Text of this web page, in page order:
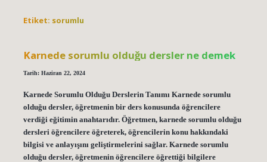
Etiket: sorumlu
Karnede sorumlu olduğu dersler ne demek
Tarih: Haziran 22, 2024
Karnede Sorumlu Olduğu Derslerin Tanımı Karnede sorumlu
olduğu dersler, öğretmenin bir ders konusunda öğrencilere
verdiği eğitimin anahtarıdır. Öğretmen, karnede sorumlu olduğu
dersleri öğrencilere öğreterek, öğrencilerin konu hakkındaki
bilgisi ve anlayışını geliştirmelerini sağlar. Karnede sorumlu
olduğu dersler, öğretmenin öğrencilere öğrettiği bilgilere